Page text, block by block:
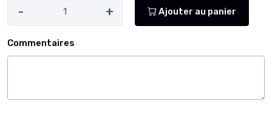
- + Ajouter au panier
Commentaires